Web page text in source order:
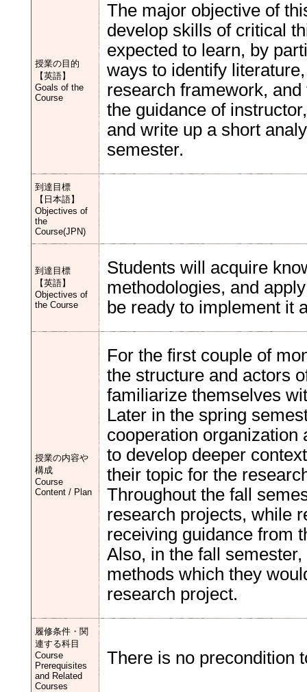
授業の目的
【英語】
Goals of the
Course
The major objective of
develop skills of critical
expected to learn, by
ways to identify
research framework,
the guidance of
and write up a short
semester.
到達目標
【日本語】
Objectives of
the
Course(JPN)
到達目標
【英語】
Objectives of
the Course
Students will acquire
methodologies, and
be ready to implement it
授業の内容や
構成
Course
Content / Plan
For the first couple of
the structure and actors
familiarize themselves
Later in the spring
cooperation organization
to develop deeper
their topic for the
Throughout the fall
research projects, while
receiving guidance from
Also, in the fall
methods which they
research project.
履修条件・関
連する科目
Course
Prerequisites
and Related
Courses
There is no precondition